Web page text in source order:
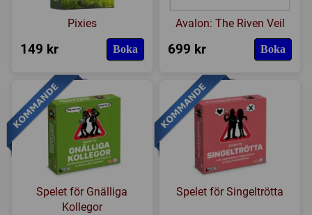
Pixies
149 kr Boka
Avalon: The Riven Veil
699 kr Boka
Spelet för Gnälliga
Kollegor
Spelet för Singeltrötta